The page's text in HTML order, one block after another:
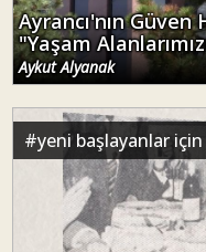
Ayrancı'nın
"Yaşam
Aykut Alyanak
#yeni başlayanlar